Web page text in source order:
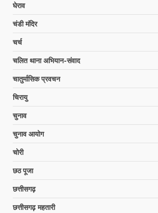
घेराव
चंडी मंदिर
चर्च
चलित थाना अभियान-संवाद
चातुर्मासिक प्रवचन
चिरायु
चुनाव
चुनाव आयोग
चोरी
छठ पूजा
छत्तीसगढ़
छत्तीसगढ़ महतारी